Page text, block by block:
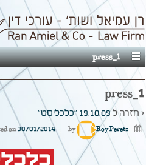
press_1
press_1
‹ חזרה ל19.10.09 "כלכליסט"
on30/01/2014 by Roy Peretz